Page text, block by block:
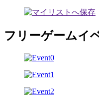
フリーゲームイ